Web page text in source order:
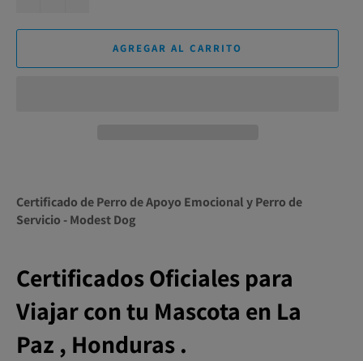
AGREGAR AL CARRITO
Certificado de Perro de Apoyo Emocional y Perro de
Servicio - Modest Dog
Certificados Oficiales para
Viajar con tu Mascota en La
Paz , Honduras .